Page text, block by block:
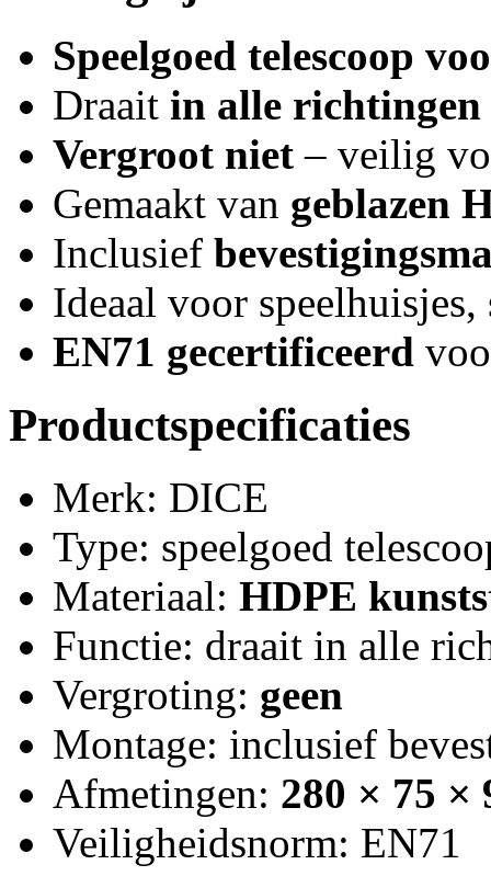
Speelgoed telescoop
Draait in alle richtingen
Vergroot niet – veilig
Gemaakt van geblazen
Inclusief
Ideaal voor speelhuisjes,
EN71 gecertificeerd
Productspecificaties
Merk: DICE
Type: speelgoed
Materiaal: HDPE
Functie: draait in alle
Vergroting: geen
Montage: inclusief
Afmetingen: 280 × 75 ×
Veiligheidsnorm: EN71